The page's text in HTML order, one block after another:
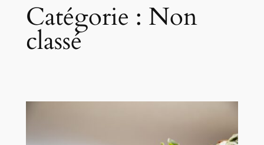
Catégorie : Non
classé